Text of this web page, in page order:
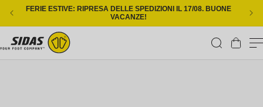
Vai direttamente ai contenuti
FERIE ESTIVE: RIPRESA DELLE SPEDIZIONI IL 17/08. BUONE
VACANZE!
Carrello